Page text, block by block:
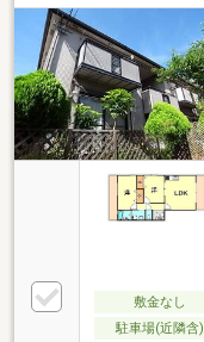
敷金なし
駐車場(近隣含)